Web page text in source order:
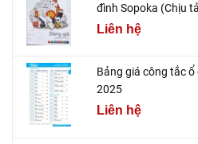
đình Sopoka (Chịu
Liên hệ
Bảng giá công tắc
2025
Liên hệ